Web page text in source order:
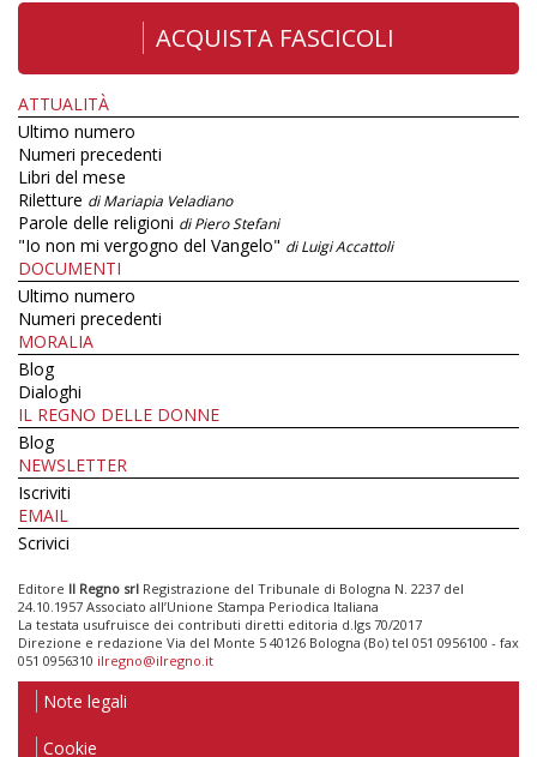
ACQUISTA FASCICOLI
ATTUALITÀ
Ultimo numero
Numeri precedenti
Libri del mese
Riletture di Mariapia Veladiano
Parole delle religioni di Piero Stefani
"Io non mi vergogno del Vangelo" di Luigi Accattoli
DOCUMENTI
Ultimo numero
Numeri precedenti
MORALIA
Blog
Dialoghi
IL REGNO DELLE DONNE
Blog
NEWSLETTER
Iscriviti
EMAIL
Scrivici
Editore Il Regno srl Registrazione del Tribunale di Bologna N. 2237 del
24.10.1957 Associato all’Unione Stampa Periodica Italiana
La testata usufruisce dei contributi diretti editoria d.lgs 70/2017
Direzione e redazione Via del Monte 5 40126 Bologna (Bo) tel 051 0956100 - fax
051 0956310 ilregno@ilregno.it
Note legali
Cookie